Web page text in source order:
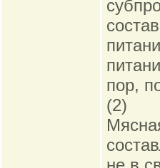
пор,
(2)